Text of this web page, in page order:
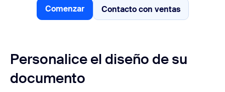
Comenzar
Comenzar
Contacto con ventas
Contacto con ventas
Personalice el diseño de su
documento